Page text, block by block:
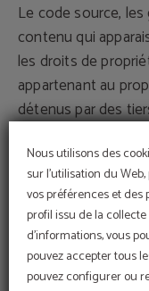
Nous utilisons des
sur l'utilisation du
vos préférences et des
profil issu de la
d'informations, vous
pouvez accepter tous
pouvez configurer ou
Le code source,
contenu qui
les droits de
appartenant au
détenus par des
propriétaires.
L'utilisateur
matériel qui
privé, à condition
propriété